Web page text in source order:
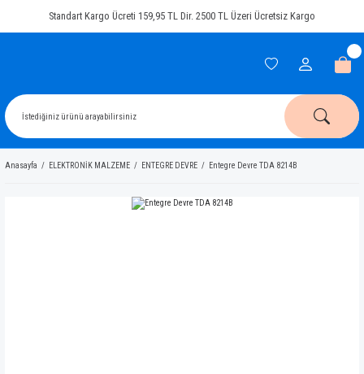
Standart Kargo Ücreti 159,95 TL Dir. 2500 TL Üzeri Ücretsiz Kargo
Anasayfa ELEKTRONİK MALZEME ENTEGRE DEVRE Entegre Devre TDA 8214B